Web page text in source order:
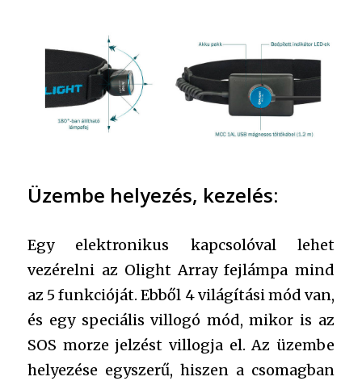
Üzembe helyezés, kezelés:
Egy elektronikus kapcsolóval lehet
vezérelni az Olight Array fejlámpa mind
az 5 funkcióját. Ebből 4 világítási mód van,
és egy speciális villogó mód, mikor is az
SOS morze jelzést villogja el. Az üzembe
helyezése egyszerű, hiszen a csomagban